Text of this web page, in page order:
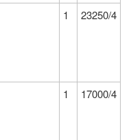
1 23250/4
1 17000/4